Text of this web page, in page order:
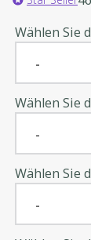
Wählen Sie
Wählen Sie
Wählen Sie